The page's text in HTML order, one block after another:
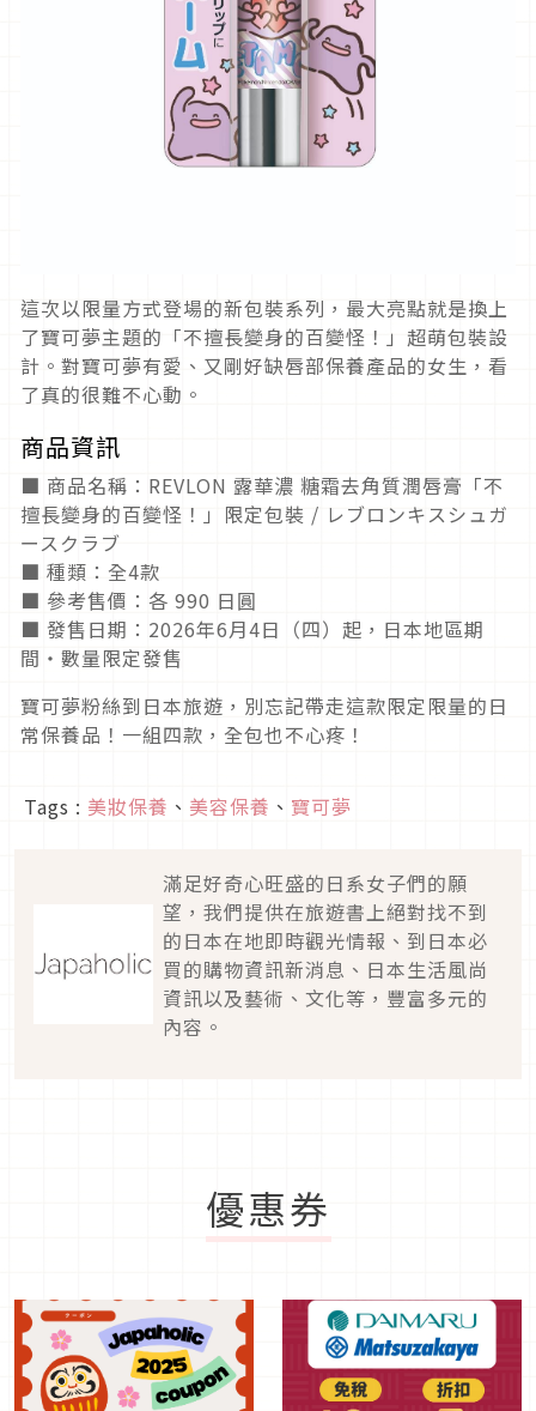
這次以限量方式登場的新包裝系列，最大亮點就是換上
了寶可夢主題的「不擅長變身的百變怪！」超萌包裝設
計。對寶可夢有愛、又剛好缺唇部保養產品的女生，看
了真的很難不心動。
商品資訊
■ 商品名稱：REVLON 露華濃 糖霜去角質潤唇膏「不
擅長變身的百變怪！」限定包裝 / レブロンキスシュガ
ースクラブ
■ 種類：全4款
■ 參考售價：各 990 日圓
■ 發售日期：2026年6月4日（四）起，日本地區期
間・數量限定發售
寶可夢粉絲到日本旅遊，別忘記帶走這款限定限量的日
常保養品！一組四款，全包也不心疼！
Tags : 美妝保養 、 美容保養 、 寶可夢
滿足好奇心旺盛的日系女子們的願
望，我們提供在旅遊書上絕對找不到
的日本在地即時觀光情報、到日本必
買的購物資訊新消息、日本生活風尚
資訊以及藝術、文化等，豐富多元的
內容。
優惠券